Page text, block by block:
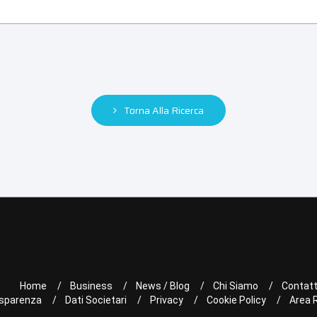
Torna Alla Ricerca
Home Business News / Blog Chi Siamo
Dati Societari Privacy Cookie Policy Area